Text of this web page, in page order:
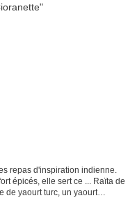
repas d'inspiration indienne.
épicés, elle sert ce ... Raïta de
de yaourt turc, un yaourt